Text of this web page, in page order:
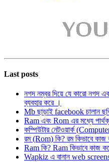
Last posts
নগদ নম্বর দিয়ে যে কারো নগদ
ব্যবহার করে ।
Mb ছাড়াই facebook চালান
Ram এবং Rom এর মধ্যে
কম্পিউটার নেটওয়ার্ক
রম (Rom) কি? রম কিভাবে কাজ
Ram কি? Ram কিভাবে কাজ
Wapkiz এ বানান web